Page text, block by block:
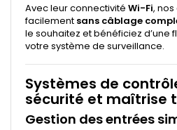
Avec leur connectivité Wi-Fi,
facilement sans câblage
le souhaitez et bénéficiez d’une
votre système de surveillance.
Systèmes de
sécurité et maîtrise
Gestion des entrées